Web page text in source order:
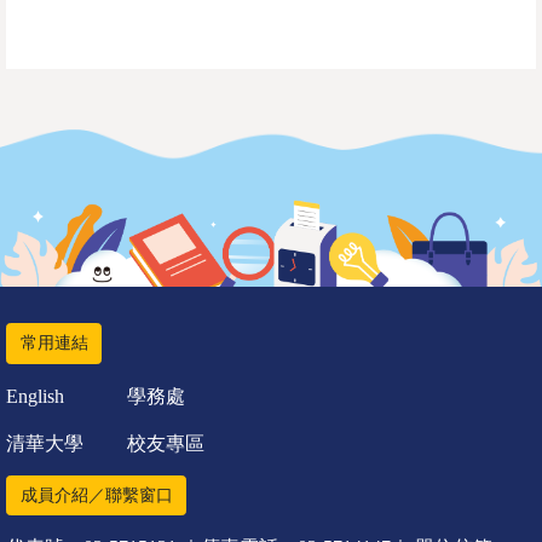
常用連結
English 學務處
清華大學 校友專區
成員介紹／聯繫窗口